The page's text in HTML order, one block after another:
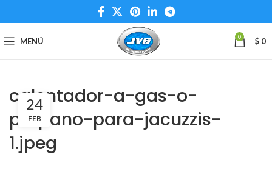
MENÚ 0 $0
calentador-a-gas-o-
propano-para-jacuzzis-
1.jpeg
24
FEB